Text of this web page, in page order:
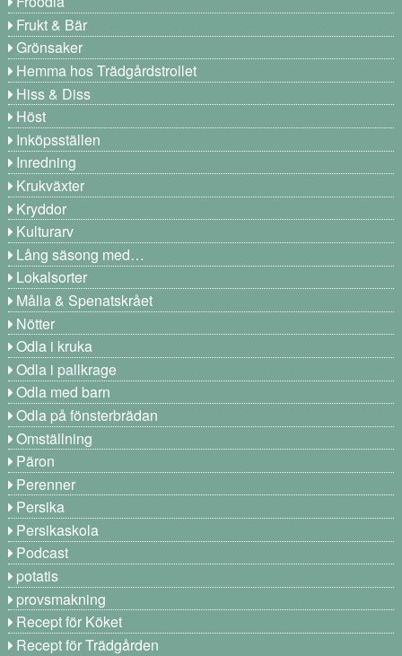
Frukt & Bär
Grönsaker
Hemma hos Trädgårdstrollet
Hiss & Diss
Höst
Inköpsställen
Inredning
Krukväxter
Kryddor
Kulturarv
Lång säsong med…
Lokalsorter
Målla & Spenatskrået
Nötter
Odla i kruka
Odla i pallkrage
Odla med barn
Odla på fönsterbrädan
Omställning
Päron
Perenner
Persika
Persikaskola
Podcast
potatis
provsmakning
Recept för Köket
Recept för Trädgården